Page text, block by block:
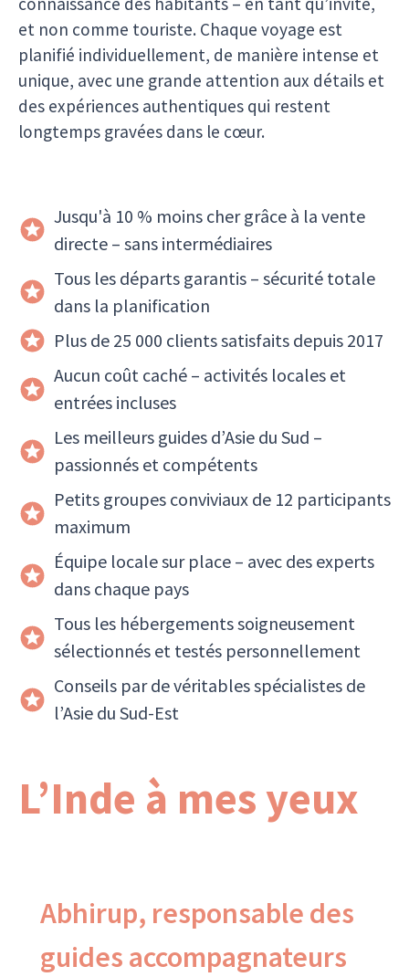
et non comme touriste. Chaque voyage est
planifié individuellement, de manière intense et
unique, avec une grande attention aux détails et
des expériences authentiques qui restent
longtemps gravées dans le cœur.
Jusqu'à 10 % moins cher grâce à la vente
directe – sans intermédiaires
Tous les départs garantis – sécurité totale
dans la planification
Plus de 25 000 clients satisfaits depuis 2017
Aucun coût caché – activités locales et
entrées incluses
Les meilleurs guides d’Asie du Sud –
passionnés et compétents
Petits groupes conviviaux de 12 participants
maximum
Équipe locale sur place – avec des experts
dans chaque pays
Tous les hébergements soigneusement
sélectionnés et testés personnellement
Conseils par de véritables spécialistes de
l’Asie du Sud-Est
L’Inde à mes yeux
Abhirup, responsable des
guides accompagnateurs